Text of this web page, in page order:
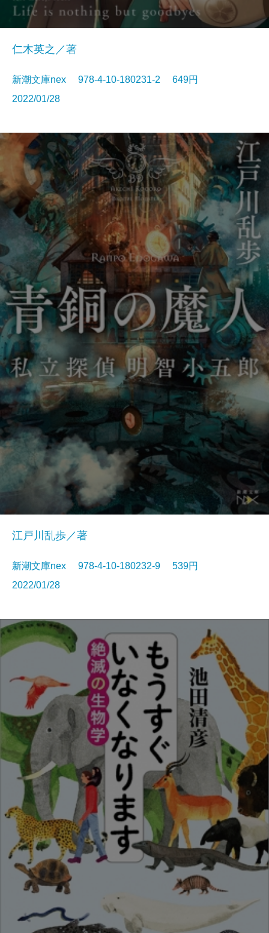
仁木英之／著
新潮文庫nex 978-4-10-180231-2 649円
2022/01/28
江戸川乱歩／著
新潮文庫nex 978-4-10-180232-9 539円
2022/01/28